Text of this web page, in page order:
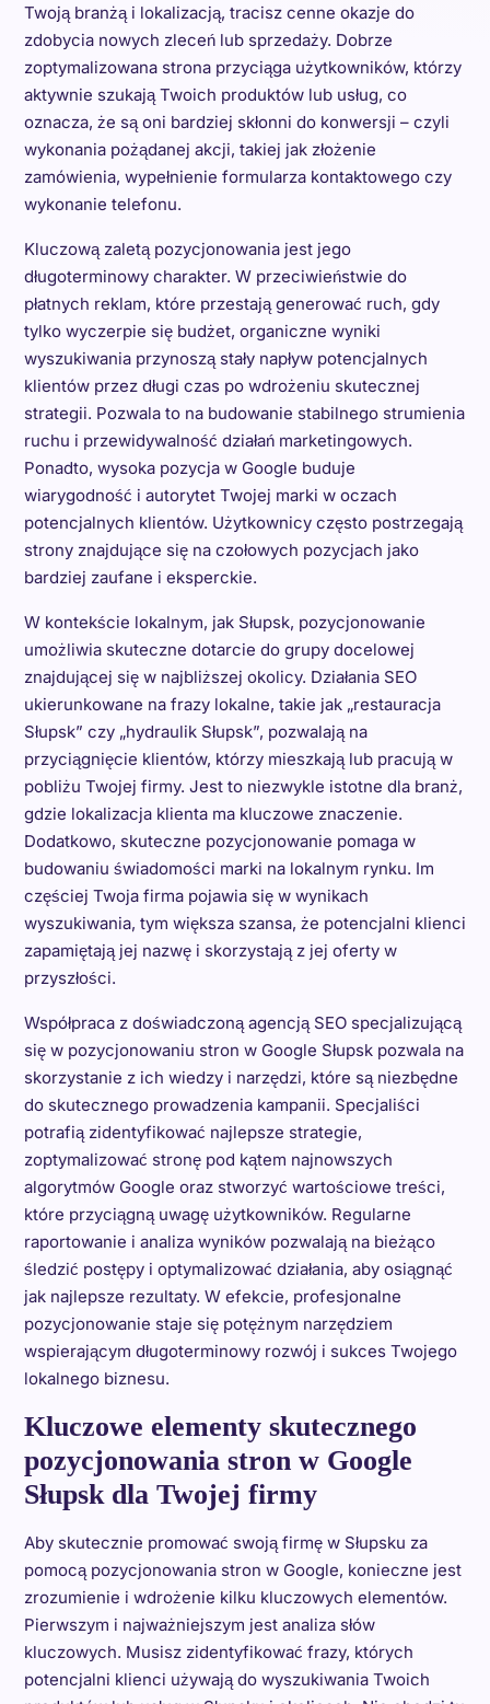
Twoją branżą i lokalizacją, tracisz cenne okazje do
zdobycia nowych zleceń lub sprzedaży. Dobrze
zoptymalizowana strona przyciąga użytkowników, którzy
aktywnie szukają Twoich produktów lub usług, co
oznacza, że są oni bardziej skłonni do konwersji – czyli
wykonania pożądanej akcji, takiej jak złożenie
zamówienia, wypełnienie formularza kontaktowego czy
wykonanie telefonu.
Kluczową zaletą pozycjonowania jest jego
długoterminowy charakter. W przeciwieństwie do
płatnych reklam, które przestają generować ruch, gdy
tylko wyczerpie się budżet, organiczne wyniki
wyszukiwania przynoszą stały napływ potencjalnych
klientów przez długi czas po wdrożeniu skutecznej
strategii. Pozwala to na budowanie stabilnego strumienia
ruchu i przewidywalność działań marketingowych.
Ponadto, wysoka pozycja w Google buduje
wiarygodność i autorytet Twojej marki w oczach
potencjalnych klientów. Użytkownicy często postrzegają
strony znajdujące się na czołowych pozycjach jako
bardziej zaufane i eksperckie.
W kontekście lokalnym, jak Słupsk, pozycjonowanie
umożliwia skuteczne dotarcie do grupy docelowej
znajdującej się w najbliższej okolicy. Działania SEO
ukierunkowane na frazy lokalne, takie jak „restauracja
Słupsk” czy „hydraulik Słupsk”, pozwalają na
przyciągnięcie klientów, którzy mieszkają lub pracują w
pobliżu Twojej firmy. Jest to niezwykle istotne dla branż,
gdzie lokalizacja klienta ma kluczowe znaczenie.
Dodatkowo, skuteczne pozycjonowanie pomaga w
budowaniu świadomości marki na lokalnym rynku. Im
częściej Twoja firma pojawia się w wynikach
wyszukiwania, tym większa szansa, że potencjalni klienci
zapamiętają jej nazwę i skorzystają z jej oferty w
przyszłości.
Współpraca z doświadczoną agencją SEO specjalizującą
się w pozycjonowaniu stron w Google Słupsk pozwala na
skorzystanie z ich wiedzy i narzędzi, które są niezbędne
do skutecznego prowadzenia kampanii. Specjaliści
potrafią zidentyfikować najlepsze strategie,
zoptymalizować stronę pod kątem najnowszych
algorytmów Google oraz stworzyć wartościowe treści,
które przyciągną uwagę użytkowników. Regularne
raportowanie i analiza wyników pozwalają na bieżąco
śledzić postępy i optymalizować działania, aby osiągnąć
jak najlepsze rezultaty. W efekcie, profesjonalne
pozycjonowanie staje się potężnym narzędziem
wspierającym długoterminowy rozwój i sukces Twojego
lokalnego biznesu.
Kluczowe elementy skutecznego
pozycjonowania stron w Google
Słupsk dla Twojej firmy
Aby skutecznie promować swoją firmę w Słupsku za
pomocą pozycjonowania stron w Google, konieczne jest
zrozumienie i wdrożenie kilku kluczowych elementów.
Pierwszym i najważniejszym jest analiza słów
kluczowych. Musisz zidentyfikować frazy, których
potencjalni klienci używają do wyszukiwania Twoich